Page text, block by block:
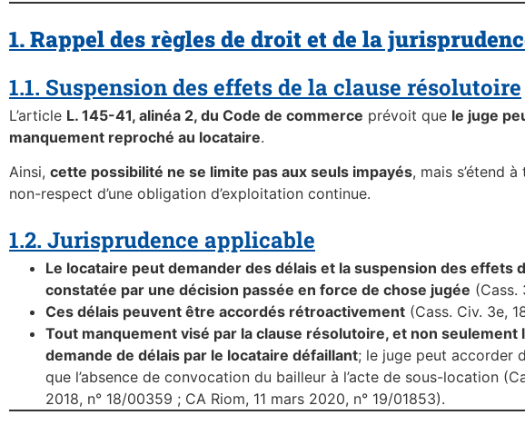
1. Rappel des règles de droit et de la
1.1. Suspension des effets de la clause résolutoire
L’article L. 145-41, alinéa 2, du Code de commerce prévoit que le juge
manquement reproché au locataire.
Ainsi, cette possibilité ne se limite pas aux seuls impayés, mais s’étend
non-respect d’une obligation d’exploitation continue.
1.2. Jurisprudence applicable
Le locataire peut demander des délais et la suspension des effets
constatée par une décision passée en force de chose jugée (Cass.
Ces délais peuvent être accordés rétroactivement (Cass. Civ. 3e,
Tout manquement visé par la clause résolutoire, et non
demande de délais par le locataire défaillant; le juge peut accorder
que l’absence de convocation du bailleur à l’acte de sous-location
2018, n° 18/00359 ; CA Riom, 11 mars 2020, n° 19/01853).